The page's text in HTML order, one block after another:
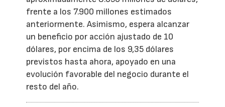
frente a los 7.900 millones estimados
anteriormente. Asimismo, espera alcanzar
un beneficio por acción ajustado de 10
dólares, por encima de los 9,35 dólares
previstos hasta ahora, apoyado en una
evolución favorable del negocio durante el
resto del año.